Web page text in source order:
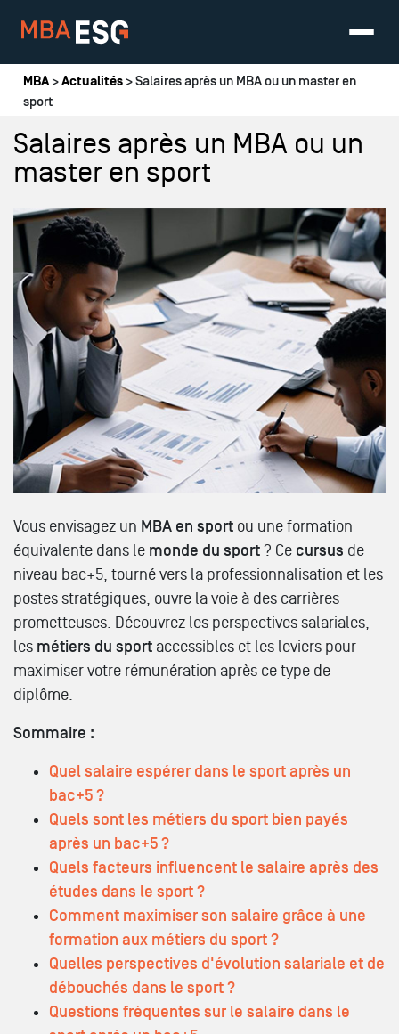
Vous êtes ici
MBA>Actualités > Salaires après un MBA ou un master en
sport
Salaires après un MBA ou un
master en sport
Vous envisagez un MBA en sport ou une formation
équivalente dans le monde du sport ? Ce cursus de
niveau bac+5, tourné vers la professionnalisation et les
postes stratégiques, ouvre la voie à des carrières
prometteuses. Découvrez les perspectives salariales,
les métiers du sport accessibles et les leviers pour
maximiser votre rémunération après ce type de
diplôme.
Sommaire :
Quel salaire espérer dans le sport après un
bac+5 ?
Quels sont les métiers du sport bien payés
après un bac+5 ?
Quels facteurs influencent le salaire après des
études dans le sport ?
Comment maximiser son salaire grâce à une
formation aux métiers du sport ?
Quelles perspectives d'évolution salariale et de
débouchés dans le sport ?
Questions fréquentes sur le salaire dans le